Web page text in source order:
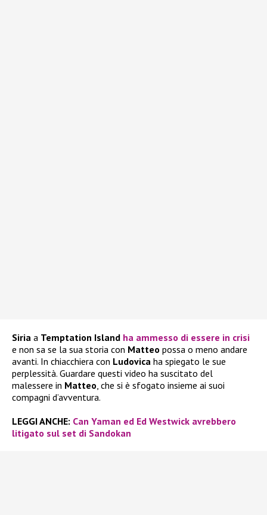
Siria a Temptation Island ha ammesso di essere in crisi
e non sa se la sua storia con Matteo possa o meno andare
avanti. In chiacchiera con Ludovica ha spiegato le sue
perplessità. Guardare questi video ha suscitato del
malessere in Matteo, che si è sfogato insieme ai suoi
compagni d’avventura.
LEGGI ANCHE: Can Yaman ed Ed Westwick avrebbero
litigato sul set di Sandokan